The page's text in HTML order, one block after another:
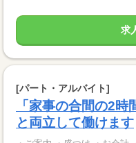
求
[パート・アルバイト]
「家事の合間の2
と両立して働けます